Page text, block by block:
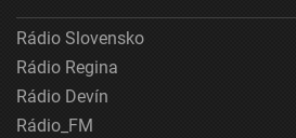
Rádio Slovensko
Rádio Regina
Rádio Devín
Rádio_FM